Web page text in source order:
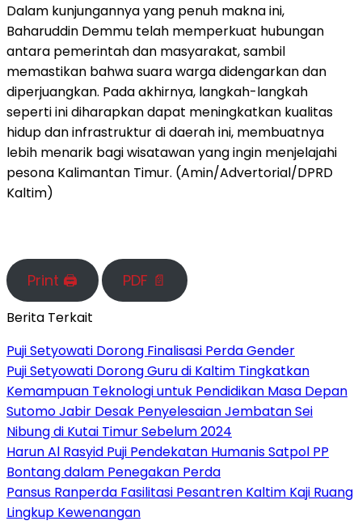
Dalam kunjungannya yang penuh makna ini,
Baharuddin Demmu telah memperkuat hubungan
antara pemerintah dan masyarakat, sambil
memastikan bahwa suara warga didengarkan dan
diperjuangkan. Pada akhirnya, langkah-langkah
seperti ini diharapkan dapat meningkatkan kualitas
hidup dan infrastruktur di daerah ini, membuatnya
lebih menarik bagi wisatawan yang ingin menjelajahi
pesona Kalimantan Timur. (Amin/Advertorial/DPRD
Kaltim)
Print 🖨 PDF 📄
Berita Terkait
Puji Setyowati Dorong Finalisasi Perda Gender
Puji Setyowati Dorong Guru di Kaltim Tingkatkan
Kemampuan Teknologi untuk Pendidikan Masa Depan
Sutomo Jabir Desak Penyelesaian Jembatan Sei
Nibung di Kutai Timur Sebelum 2024
Harun Al Rasyid Puji Pendekatan Humanis Satpol PP
Bontang dalam Penegakan Perda
Pansus Ranperda Fasilitasi Pesantren Kaltim Kaji Ruang
Lingkup Kewenangan